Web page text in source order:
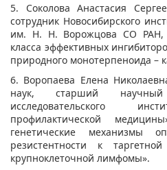
5. Соколова Анастасия
сотрудник Новосибирского
им. Н. Н. Ворожцова СО РАН,
класса эффективных
природного монотерпеноида –
6. Воропаева Елена
наук, старший научный
исследовательского
профилактической
генетические механизмы
резистентности к
крупноклеточной лимфомы».